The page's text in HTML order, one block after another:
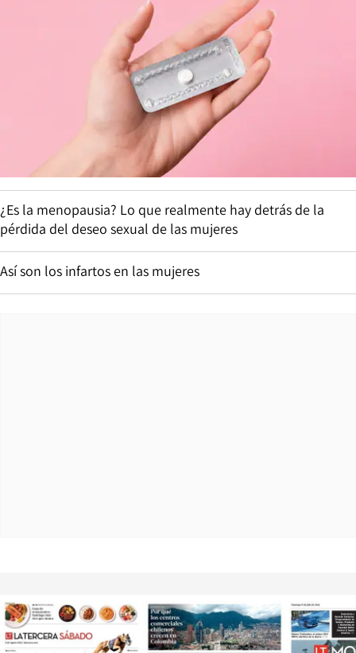
¿Es la menopausia? Lo que realmente hay detrás de la
pérdida del deseo sexual de las mujeres
Así son los infartos en las mujeres
Opens in new window Opens in